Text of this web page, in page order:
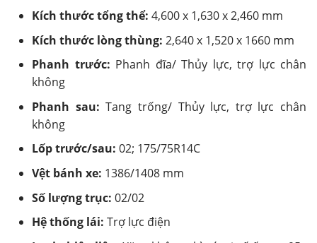
Kích thước tổng thể: 4,600 x 1,630 x 2,460 mm
Kích thước lòng thùng: 2,640 x 1,520 x 1660 mm
Phanh trước: Phanh đĩa/ Thủy lực, trợ lực chân
không
Phanh sau: Tang trống/ Thủy lực, trợ lực chân
không
Lốp trước/sau: 02; 175/75R14C
Vệt bánh xe: 1386/1408 mm
Số lượng trục: 02/02
Hệ thống lái: Trợ lực điện